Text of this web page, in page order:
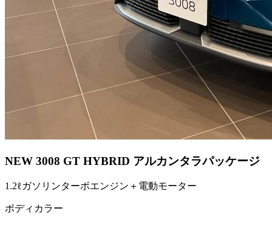
NEW 3008 GT HYBRID アルカンタラパッケージ
1.2ℓガソリンターボエンジン＋電動モーター
ボディカラー